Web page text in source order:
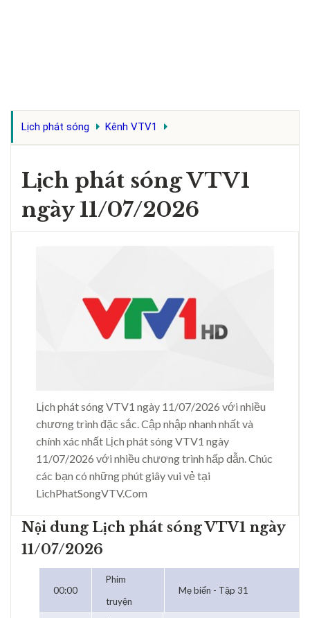
Lịch phát sóng Kênh VTV1
Lịch phát sóng VTV1
ngày 11/07/2026
Lịch phát sóng VTV1 ngày 11/07/2026 với nhiều
chương trình đặc sắc. Cập nhập nhanh nhất và
chính xác nhất Lịch phát sóng VTV1 ngày
11/07/2026 với nhiều chương trình hấp dẫn. Chúc
các bạn có những phút giây vui vẻ tại
LichPhatSongVTV.Com
Nội dung Lịch phát sóng VTV1 ngày
11/07/2026
00:00
Phim
truyện
Mẹ biển - Tập 31